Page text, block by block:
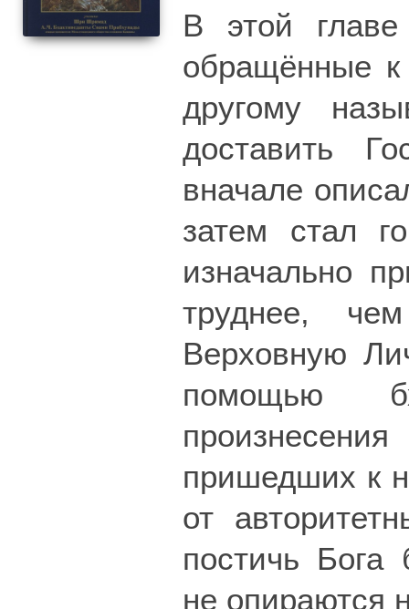
В этой
обращённые к
другому
доставить
вначале
затем стал
изначально
труднее,
Верховную
помощью
пришедших к
от
постичь
не опираются